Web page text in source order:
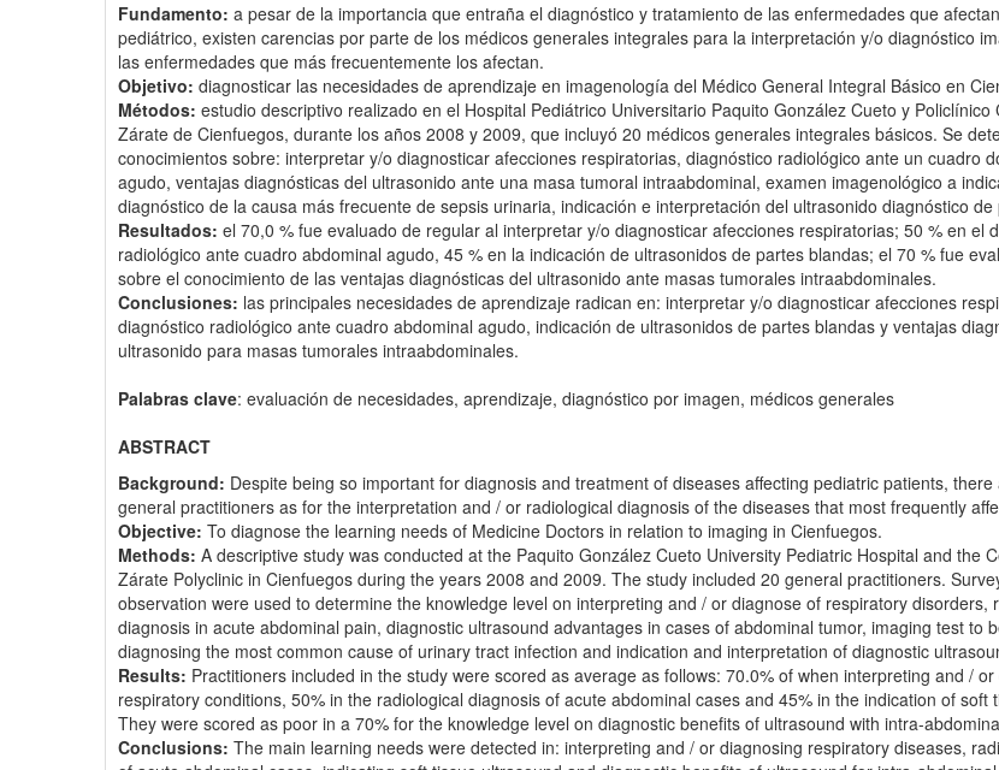
Fundamento: a pesar de la importancia que entraña el diagnóstico y tratamiento de las enfermedades que
pediátrico, existen carencias por parte de los médicos generales integrales para la interpretación y/o diagnóstico
las enfermedades que más frecuentemente los afectan.
Objetivo: diagnosticar las necesidades de aprendizaje en imagenología del Médico General Integral Básico en
Métodos: estudio descriptivo realizado en el Hospital Pediátrico Universitario Paquito González Cueto y Policlínico
Zárate de Cienfuegos, durante los años 2008 y 2009, que incluyó 20 médicos generales integrales básicos. Se
conocimientos sobre: interpretar y/o diagnosticar afecciones respiratorias, diagnóstico radiológico ante un cuadro
agudo, ventajas diagnósticas del ultrasonido ante una masa tumoral intraabdominal, examen imagenológico a
diagnóstico de la causa más frecuente de sepsis urinaria, indicación e interpretación del ultrasonido diagnóstico de
Resultados: el 70,0 % fue evaluado de regular al interpretar y/o diagnosticar afecciones respiratorias; 50 % en el
radiológico ante cuadro abdominal agudo, 45 % en la indicación de ultrasonidos de partes blandas; el 70 % fue
sobre el conocimiento de las ventajas diagnósticas del ultrasonido ante masas tumorales intraabdominales.
Conclusiones: las principales necesidades de aprendizaje radican en: interpretar y/o diagnosticar afecciones
diagnóstico radiológico ante cuadro abdominal agudo, indicación de ultrasonidos de partes blandas y ventajas
ultrasonido para masas tumorales intraabdominales.
Palabras clave: evaluación de necesidades, aprendizaje, diagnóstico por imagen, médicos generales
ABSTRACT
Background: Despite being so important for diagnosis and treatment of diseases affecting pediatric patients, there
general practitioners as for the interpretation and / or radiological diagnosis of the diseases that most frequently
Objective: To diagnose the learning needs of Medicine Doctors in relation to imaging in Cienfuegos.
Methods: A descriptive study was conducted at the Paquito González Cueto University Pediatric Hospital and the
Zárate Polyclinic in Cienfuegos during the years 2008 and 2009. The study included 20 general practitioners.
observation were used to determine the knowledge level on interpreting and / or diagnose of respiratory disorders,
diagnosis in acute abdominal pain, diagnostic ultrasound advantages in cases of abdominal tumor, imaging test to
diagnosing the most common cause of urinary tract infection and indication and interpretation of diagnostic
Results: Practitioners included in the study were scored as average as follows: 70.0% of when interpreting and / or
respiratory conditions, 50% in the radiological diagnosis of acute abdominal cases and 45% in the indication of soft
They were scored as poor in a 70% for the knowledge level on diagnostic benefits of ultrasound with intra-
Conclusions: The main learning needs were detected in: interpreting and / or diagnosing respiratory diseases,